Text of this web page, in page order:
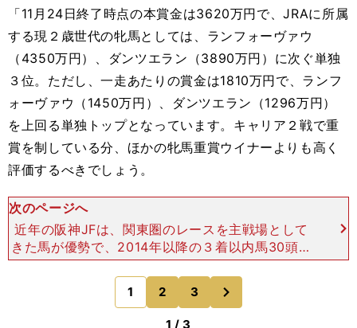
「11月24日終了時点の本賞金は3620万円で、JRAに所属
する現２歳世代の牝馬としては、ランフォーヴァウ
（4350万円）、ダンツエラン（3890万円）に次ぐ単独
３位。ただし、一走あたりの賞金は1810万円で、ランフ
ォーヴァウ（1450万円）、ダンツエラン（1296万円）
を上回る単独トップとなっています。キャリア２戦で重
賞を制している分、ほかの牝馬重賞ウイナーよりも高く
評価するべきでしょう。
次のページへ
近年の阪神JFは、関東圏のレースを主戦場として
きた馬が優勢で、2014年以降の３着以内馬30頭中
27頭は、東京か中山のレースで『着順が３着以
内、かつ4コーナー通過順が２番手以下』となった
経験のある馬で
1 2 3
1 / 3